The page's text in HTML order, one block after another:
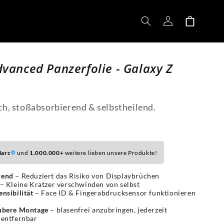
EinloggenWarenkorb
Panzerfolie - Galaxy Z
stoßabsorbierend & selbstheilend.
und 1.000.000+ weitere lieben unsere Produkte!
– Reduziert das Risiko von Displaybrüchen
Kleine Kratzer verschwinden von selbst
– Face ID & Fingerabdrucksensor funktionieren
Montage – blasenfrei anzubringen, jederzeit